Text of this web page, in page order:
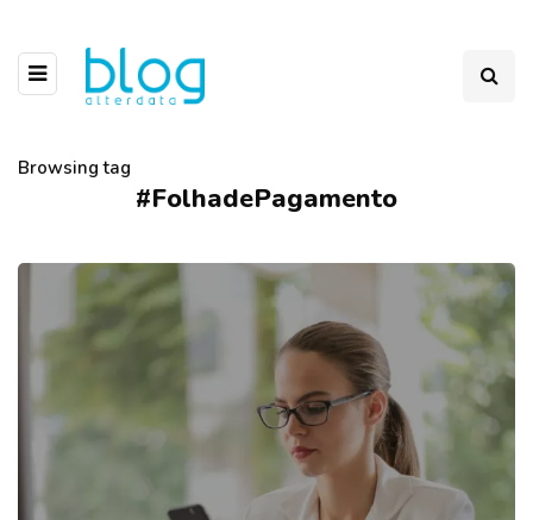
Browsing tag
#FolhadePagamento